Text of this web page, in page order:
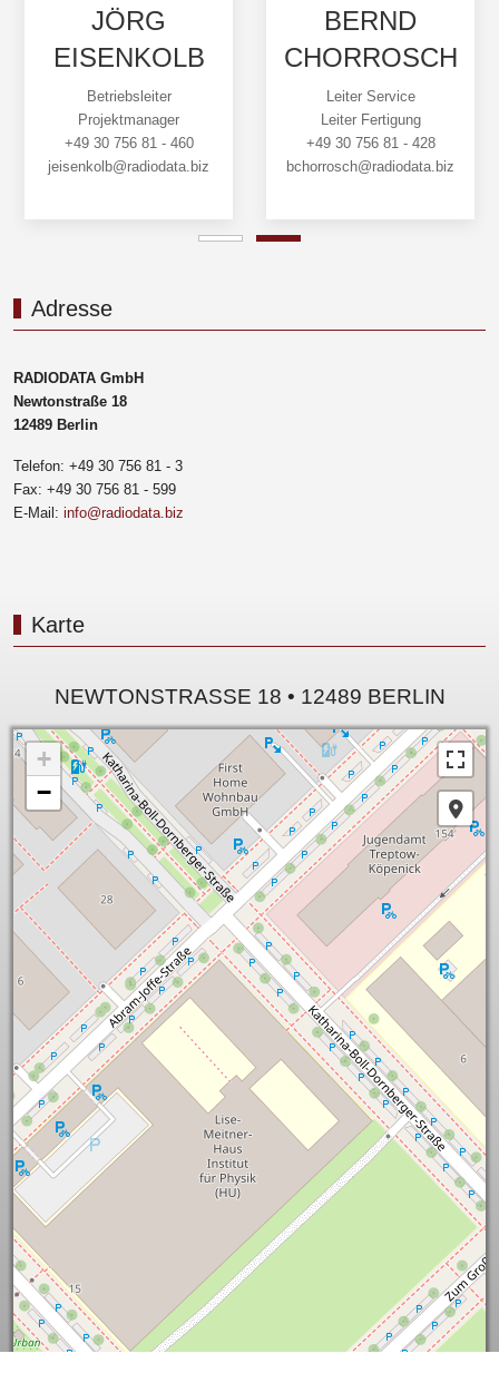
JÖRG
EISENKOLB
Betriebsleiter
Projektmanager
+49 30 756 81 - 460
jeisenkolb@radiodata.biz
BERND
CHORROSCH
Leiter Service
Leiter Fertigung
+49 30 756 81 - 428
bchorrosch@radiodata.biz
Adresse
RADIODATA GmbH
Newtonstraße 18
12489 Berlin
Telefon: +49 30 756 81 - 3
Fax: +49 30 756 81 - 599
E-Mail: info@radiodata.biz
Karte
NEWTONSTRASSE 18 • 12489 BERLIN
+
−